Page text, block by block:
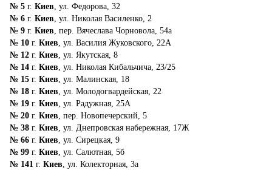
№ 5 г. Киев, ул. Федорова, 32
№ 6 г. Киев, ул. Николая Василенко, 2
№ 9 г. Киев, пер. Вячеслава Чорновола, 54а
№ 10 г. Киев, ул. Василия Жуковского, 22А
№ 12 г. Киев, ул. Якутская, 8
№ 14 г. Киев, ул. Николая Кибальчича, 23/25
№ 15 г. Киев, ул. Малинская, 18
№ 18 г. Киев, ул. Молодогвардейская, 22
№ 19 г. Киев, ул. Радужная, 25А
№ 20 г. Киев, пер. Новопечерский, 5
№ 38 г. Киев, ул. Днепровская набережная, 17Ж
№ 66 г. Киев, ул. Сирецкая, 9
№ 99 г. Киев, ул. Салютная, 5б
№ 141 г. Киев, ул. Колекторная, 3а